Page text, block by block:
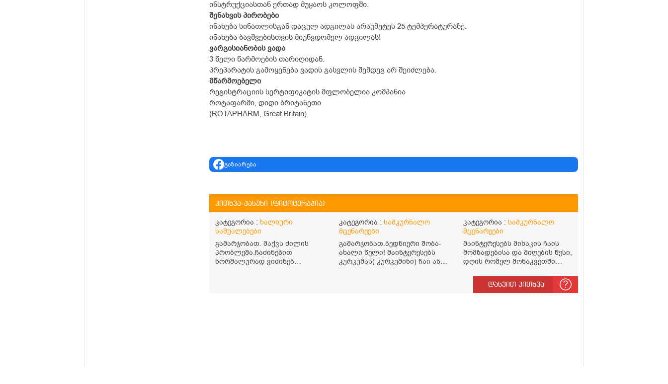
ინსტრუქციასთან ერთად მუყაოს კოლოფში.
შენახვის პირობები
ინახება სინათლისგან დაცულ ადგილას არაუმეტეს 25 ტემპერატურაზე.
ინახება ბავშვებისთვის მიუწვდომელ ადგილას!
ვარგისიანობის ვადა
3 წელი წარმოების თარიღიდან.
პრეპარატის გამოყენება ვადის გასვლის შემდეგ არ შეიძლება.
მწარმოებელი
რეგისტრაციის სერტიფიკატის მფლობელია კომპანია
როტაფარმი, დიდი ბრიტანეთი
(ROTAPHARM, Great Britain).
გაზიარება
კითხვა-პასუხი (ფიტოტერაპია)
კატეგორია : ხალხური
საშუალებები
გამარჯობათ. მაქვს ძილის
პრობლემა.ჩაძინებით
ნორმალურად ვიძინებ
კატეგორია :სამკურნალო
მცენარეები
გამარჯობათ.ბედნიერი შობა-
ახალი წელი! მაინტერესებს
კურკუმას( კურკუმინი) ჩაი ან
კატეგორია : სამკურნალო
მცენარეები
მაინტერესებს მიხაკის ჩაის
მომზადებისა და მიღების წესი,
დღის რომელ მონაკვეთში
სასარგებლო და უკუჩვენება
თუ აქვსდასვით კითხვა